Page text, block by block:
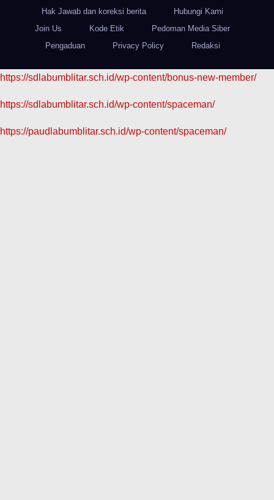
Hak Jawab dan koreksi berita
Hubungi Kami
Join Us
Kode Etik
Pedoman Media Siber
Pengaduan
Privacy Policy Redaksi
https://sdlabumblitar.sch.id/wp-content/bonus-new-member/
https://sdlabumblitar.sch.id/wp-content/spaceman/
https://paudlabumblitar.sch.id/wp-content/spaceman/